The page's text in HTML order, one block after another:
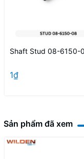
Shaft Stud 08-6150-
1₫
Sản phẩm đã xem